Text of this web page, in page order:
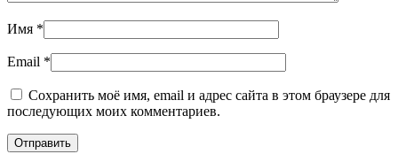
Имя *
Email *
Сохранить моё имя, email и адрес сайта в этом браузере для
последующих моих комментариев.